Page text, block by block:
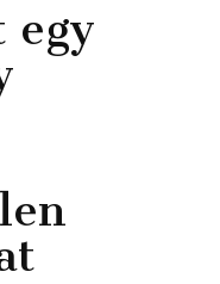
egy